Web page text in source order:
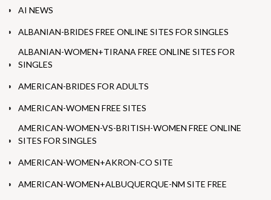
AI NEWS
ALBANIAN-BRIDES FREE ONLINE SITES FOR SINGLES
ALBANIAN-WOMEN+TIRANA FREE ONLINE SITES FOR
SINGLES
AMERICAN-BRIDES FOR ADULTS
AMERICAN-WOMEN FREE SITES
AMERICAN-WOMEN-VS-BRITISH-WOMEN FREE ONLINE
SITES FOR SINGLES
AMERICAN-WOMEN+AKRON-CO SITE
AMERICAN-WOMEN+ALBUQUERQUE-NM SITE FREE